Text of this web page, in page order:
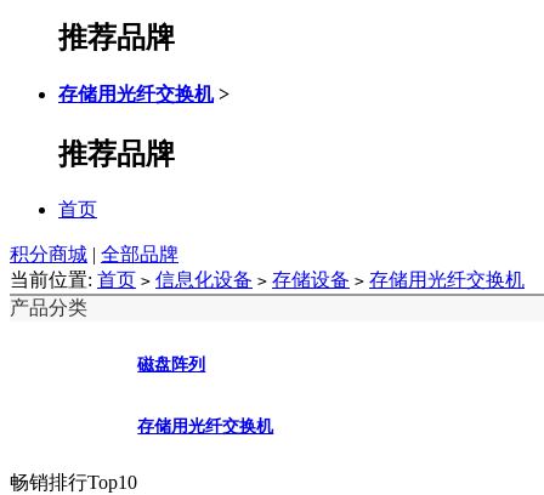
推荐品牌
存储用光纤交换机 >
推荐品牌
首页
积分商城 | 全部品牌
当前位置: 首页 > 信息化设备 > 存储设备 > 存储用光纤交换机
产品分类
磁盘阵列
存储用光纤交换机
畅销排行Top10